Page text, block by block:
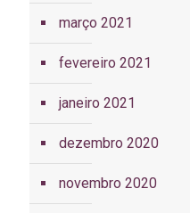
março 2021
fevereiro 2021
janeiro 2021
dezembro 2020
novembro 2020